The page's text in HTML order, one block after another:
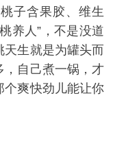
子含果胶、维生
养人”，不是没道
天生就是为罐头而
，自己煮一锅，才
个爽快劲儿能让你